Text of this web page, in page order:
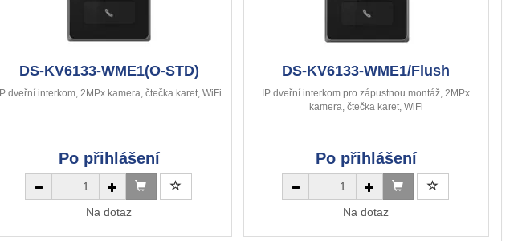
DS-KV6133-WME1(O-STD)
IP dveřní interkom, 2MPx kamera, čtečka karet, WiFi
Po přihlášení
Na dotaz
DS-KV6133-WME1/Flush
IP dveřní interkom pro zápustnou montáž, 2MPx
kamera, čtečka karet, WiFi
Po přihlášení
Na dotaz